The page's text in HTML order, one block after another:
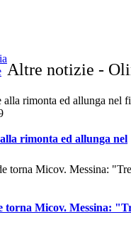
Altre notizie -
rimonta ed allunga nel
torna Micov. Messina: